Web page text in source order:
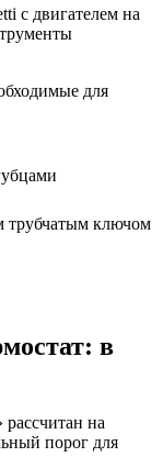
с двигателем на
для
трубчатым ключом
в
на
порог для